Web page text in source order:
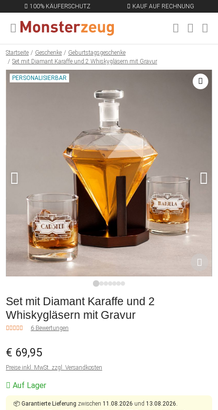
100% KÄUFERSCHUTZ KAUF AUF RECHNUNG
MENÜ SCHLIESSEN
Startseite Geschenke
Geburtstagsgeschenke
Set mit Diamant Karaffe und 2 Whiskygläsern mit Gravur
PERSONALISIERBAR
Set mit Diamant Karaffe und 2
Whiskygläsern mit Gravur
6 Bewertungen
€ 69,95
Preise inkl. MwSt. zzgl. Versandkosten
Auf Lager
📦 Garantierte Lieferung zwischen 11.08.2026 und 13.08.2026.